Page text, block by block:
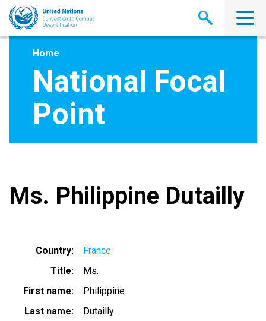
Skip
main
Home
National Focal
Point
Ms. Philippine Dutailly
Country
France
Title
Ms.
First name
Philippine
Last name
Dutailly